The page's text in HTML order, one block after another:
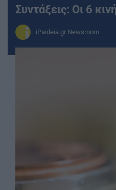
Συντάξεις: Οι 6
iPaideia.gr Newsroom